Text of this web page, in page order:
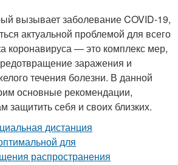
вызывает заболевание COVID-19,
актуальной проблемой для всего
коронавируса — это комплекс мер,
заражения и
течения болезни. В данной
основные рекомендации,
защитить себя и своих близких.